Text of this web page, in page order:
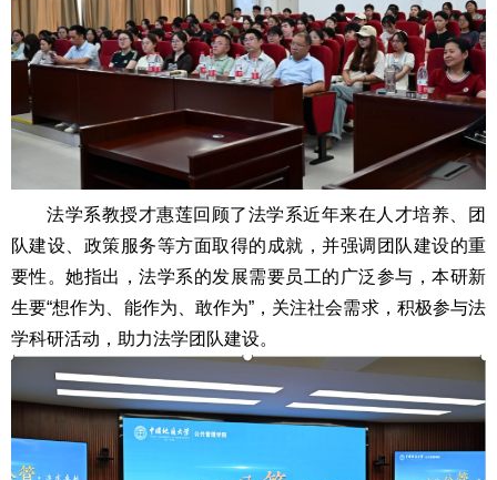
法学系教授才惠莲回顾了法学系近年来在人才培养、团
队建设、政策服务等方面取得的成就，并强调团队建设的重
要性。她指出，法学系的发展需要员工的广泛参与，本研新
生要“想作为、能作为、敢作为”，关注社会需求，积极参与法
学科研活动，助力法学团队建设。